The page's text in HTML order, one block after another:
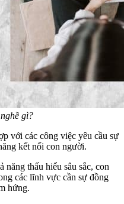
gì?
với các công việc yêu cầu sự
kết nối con người.
năng thấu hiểu sâu sắc, con
các lĩnh vực cần sự đồng
hứng.